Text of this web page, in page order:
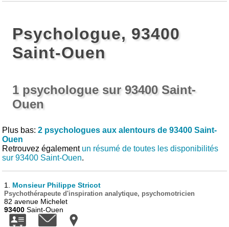
Psychologue, 93400
Saint-Ouen
1 psychologue sur 93400 Saint-
Ouen
Plus bas:2 psychologues aux alentours de 93400 Saint-
Ouen
Retrouvez également un résumé de toutes les disponibilités
sur 93400 Saint-Ouen.
1. Monsieur Philippe Stricot
Psychothérapeute d'inspiration analytique, psychomotricien
82 avenue Michelet
93400 Saint-Ouen